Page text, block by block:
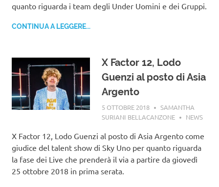
quanto riguarda i team degli Under Uomini e dei Gruppi.
CONTINUA A LEGGERE...
X Factor 12, Lodo
Guenzi al posto di Asia
Argento
5 OTTOBRE 2018
SAMANTHA
SURIANI BELLACANZONE
NEWS
X Factor 12, Lodo Guenzi al posto di Asia Argento come
giudice del talent show di Sky Uno per quanto riguarda
la fase dei Live che prenderà il via a partire da giovedì
25 ottobre 2018 in prima serata.